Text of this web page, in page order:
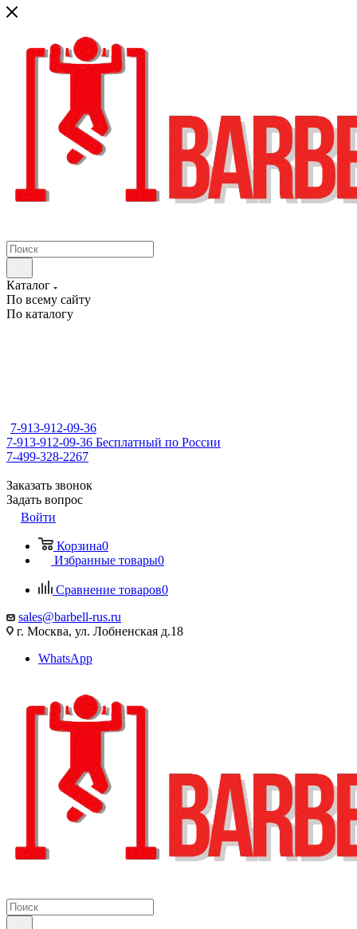
Каталог
По всему сайту
По каталогу
7-913-912-09-36
7-913-912-09-36 Бесплатный по России
7-499-328-2267
Заказать звонок
Задать вопрос
Войти
Корзина0
Избранные товары0
Сравнение товаров0
sales@barbell-rus.ru
г. Москва, ул. Лобненская д.18
WhatsApp